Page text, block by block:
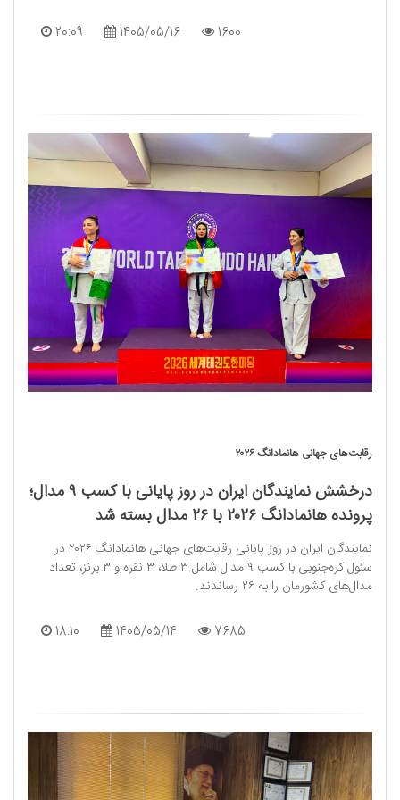
20:09 1405/05/16 1600
رقابت‌های جهانی هانمادانگ ۲۰۲۶
درخشش نمایندگان ایران در روز پایانی با کسب ۹ مدال؛
پرونده هانمادانگ ۲۰۲۶ با ۲۶ مدال بسته شد
نمایندگان ایران در روز پایانی رقابت‌های جهانی هانمادانگ ۲۰۲۶ در
سئول کره‌جنوبی با کسب ۹ مدال شامل ۳ طلا، ۳ نقره و ۳ برنز، تعداد
مدال‌های کشورمان را به ۲۶ رساندند.
18:10 1405/05/14 7685